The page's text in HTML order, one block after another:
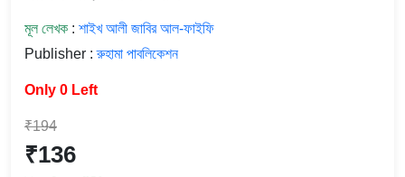
মূল লেখক : শাইখ আলী জাবির আল-ফাইফি
Publisher :রুহামা পাবলিকেশন
Only 0 Left
₹194
₹136